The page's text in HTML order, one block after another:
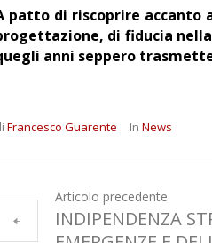
patto di riscoprire accanto
di fiducia
anni seppero
Francesco Guarente In News
Articolo precedente
INDIPENDENZA